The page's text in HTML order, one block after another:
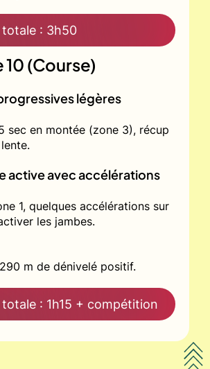
: 3h50
10 (Course)
légères
sec en montée (zone 3), récup
active avec accélérations
1, quelques accélérations sur
les jambes.
m de dénivelé positif.
: 1h15 + compétition